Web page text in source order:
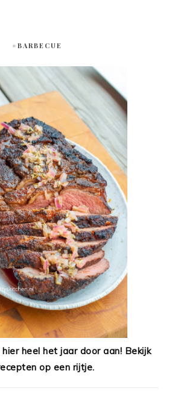
#BARBECUE
heel het jaar door aan! Bekijk
op een rijtje.